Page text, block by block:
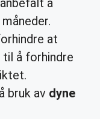
å
at
å forhindre
bruk av dyne